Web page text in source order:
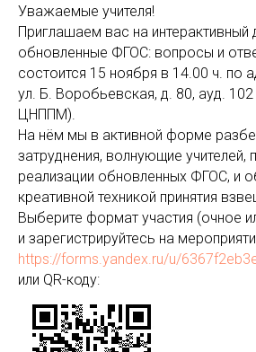
Уважаемые учителя!
Приглашаем вас на интерактивный
обновленные ФГОС: вопросы и
состоится 15 ноября в 14.00 ч. по
ул. Б. Воробьевская, д. 80, ауд.
ЦНППМ).
На нём мы в активной форме
затруднения, волнующие учителей,
реализации обновленных ФГОС, и
креативной техникой принятия
Выберите формат участия (очное
и зарегистрируйтесь на
https://forms.yandex.ru/u/
или QR-коду: